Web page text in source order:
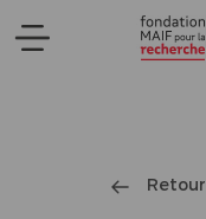
Retour